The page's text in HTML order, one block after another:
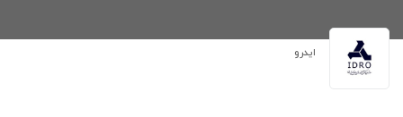
ایدرو